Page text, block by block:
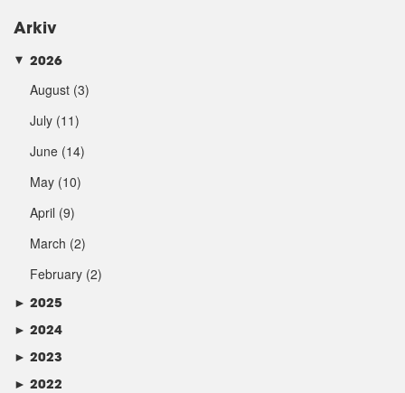
Arkiv
► 2026
August (3)
July (11)
June (14)
May (10)
April (9)
March (2)
February (2)
► 2025
► 2024
► 2023
► 2022